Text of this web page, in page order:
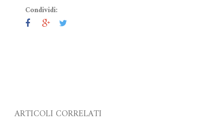
Condividi:
ARTICOLI CORRELATI